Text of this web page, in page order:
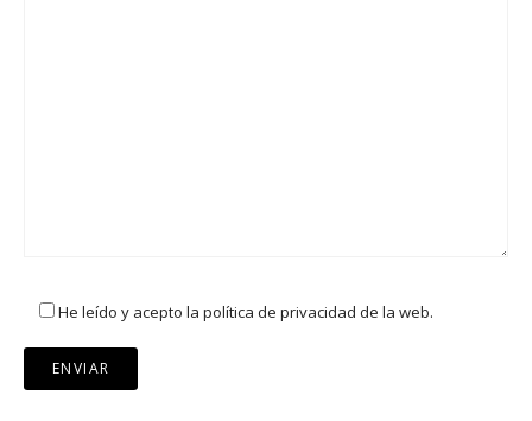
He leído y acepto la política de privacidad de la web.